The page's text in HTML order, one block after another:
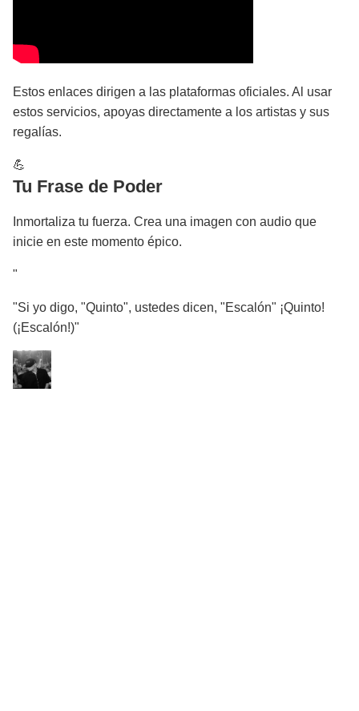
Estos enlaces dirigen a las plataformas oficiales. Al usar
estos servicios, apoyas directamente a los artistas y sus
regalías.
💪
Tu Frase de Poder
Inmortaliza tu fuerza. Crea una imagen con audio que
inicie en este momento épico.
"
"Si yo digo, "Quinto", ustedes dicen, "Escalón" ¡Quinto!
(¡Escalón!)"